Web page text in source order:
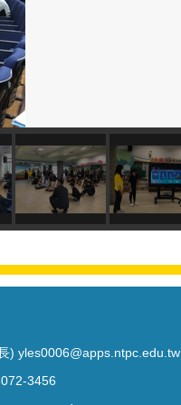
) yles0006@apps.ntpc.edu.tw
3456